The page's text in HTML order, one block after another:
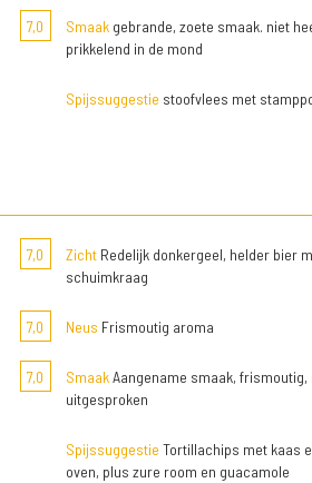
7,0 Smaakgebrande, zoete smaak. niet
prikkelend in de mond
Spijssuggestie stoofvlees met
7,0 ZichtRedelijk donkergeel, helder bier
schuimkraag
7,0 Neus Frismoutig aroma
7,0 SmaakAangename smaak, frismoutig,
uitgesproken
Spijssuggestie Tortillachips met kaas
oven, plus zure room en guacamole